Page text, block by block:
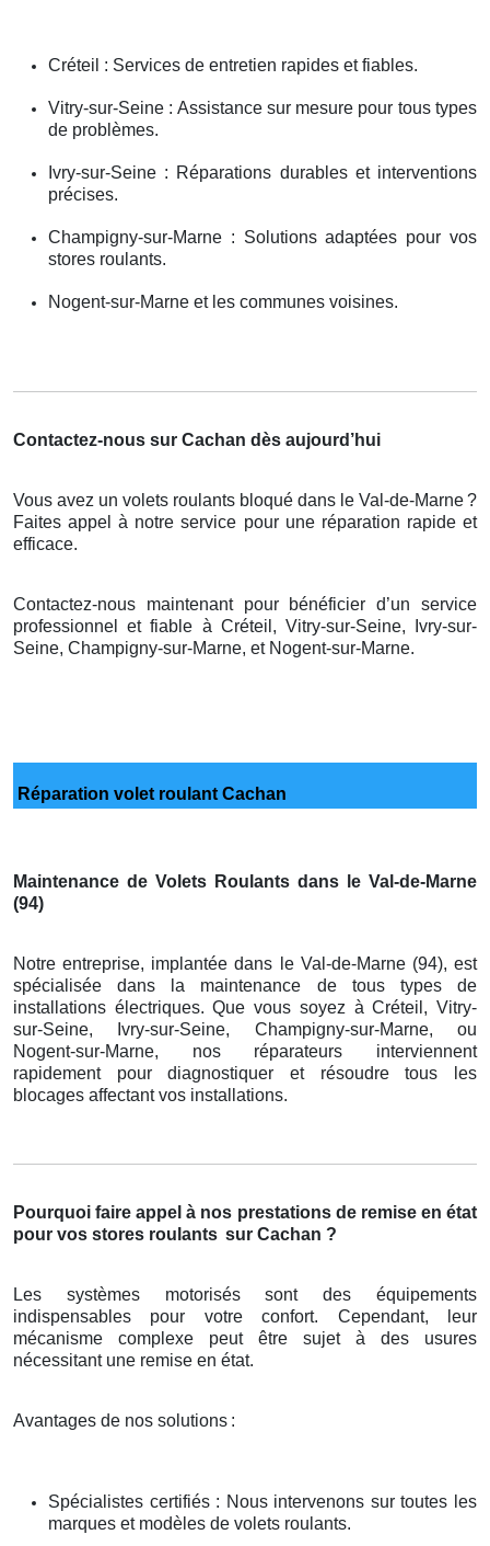
Créteil : Services de entretien rapides et fiables.
Vitry-sur-Seine : Assistance sur mesure pour tous types
de problèmes.
Ivry-sur-Seine : Réparations durables et interventions
précises.
Champigny-sur-Marne : Solutions adaptées pour vos
stores roulants.
Nogent-sur-Marne et les communes voisines.
Contactez-nous sur Cachan dès aujourd’hui
Vous avez un volets roulants bloqué dans le Val-de-Marne?
Faites appelà notre service pour une réparation rapide et
efficace.
Contactez-nous maintenant pour bénéficier d’un service
professionnel et fiable à Créteil, Vitry-sur-Seine, Ivry-sur-
Seine, Champigny-sur-Marne, et Nogent-sur-Marne.
Réparation volet roulant Cachan
Maintenance de Volets Roulants dans le Val-de-Marne
(94)
Notre entreprise, implantée dans le Val-de-Marne (94), est
spécialisée dans la maintenance de tous types de
installations électriques. Que vous soyez à Créteil, Vitry-
sur-Seine, Ivry-sur-Seine, Champigny-sur-Marne, ou
Nogent-sur-Marne, nos réparateurs interviennent
rapidement pour diagnostiquer et résoudre tous les
blocages affectant vos installations.
Pourquoi faire appel à nos prestations de remise en état
pour vos stores roulants sur Cachan ?
Les systèmes motorisés sont des équipements
indispensables pour votre confort. Cependant, leur
mécanisme complexe peut être sujet à des usures
nécessitant une remise en état.
Avantages de nos solutions :
Spécialistes certifiés : Nous intervenons sur toutes les
marques et modèles de volets roulants.